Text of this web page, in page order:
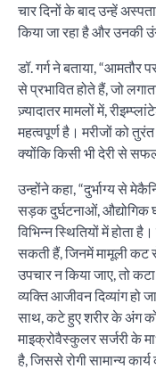
चार दिनों के बाद उन्हें
किया जा रहा है और उनकी
डॉ. गर्ग ने बताया,
से प्रभावित होते हैं, जो
ज़्यादातर मामलों में,
महत्वपूर्ण है। मरीजों को
क्योंकि किसी भी देरी से
उन्होंने कहा, “दुर्भाग्य से
सड़क दुर्घटनाओं,
विभिन्न स्थितियों में होता
सकती हैं, जिनमें मामूली कट
उपचार न किया जाए, तो
व्यक्ति आजीवन दिव्यांग हो
साथ, कटे हुए शरीर के अंग
माइक्रोवैस्कुलर सर्जरी के
है, जिससे रोगी सामान्य